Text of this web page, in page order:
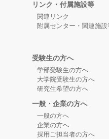
2025/03/14
大学院：履修成績等
につ
学部：履修成績等
2025/03/13
その他
令和
2025/03/06
その他
入生
用】
2025/02/25
令和
2025/02/14
奨学金（JASSO）
リンク・付属施設等
関連リンク
附属センター・関連施設
受験生の方へ
学部受験生の方へ
大学院受験生の方へ
研究生希望の方へ
一般・企業の方へ
一般の方へ
企業の方へ
採用ご担当者の方へ